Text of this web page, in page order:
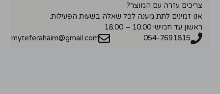
צריכים עזרה עם המוצר?
אנו זמינים לתת מענה לכל שאלה בשעות הפעילות:
ראשון עד חמישי 10:00 – 18:00
054-7691815
myteferahaim@gmail.com